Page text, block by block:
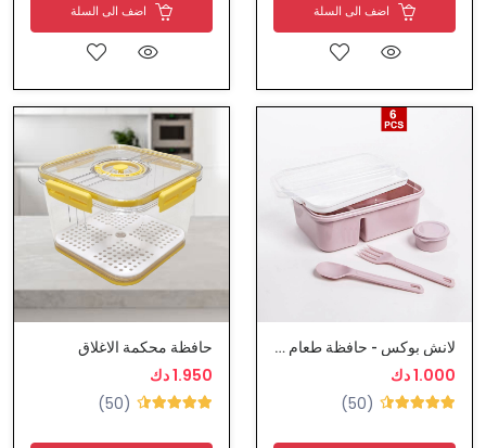
اضف الى السلة اضف الى السلة
لانش بوكس - حافظة طعام مع ملعقة وشوكة
1.000 دك
(50)
حافظة محكمة الاغلاق
1.950 دك
(50)